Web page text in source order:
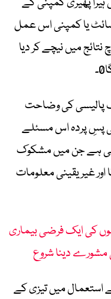
یا کمپنی اس عمل
میں نیچے کر دیا
پالیسی کی وضاحت
پسِ پردہ اس مسئلے
ہے جن میں مشکوک
غیر یقینی معلومات
کی ایک فرضی بیماری
دینا شروع
استعمال میں تیزی کے